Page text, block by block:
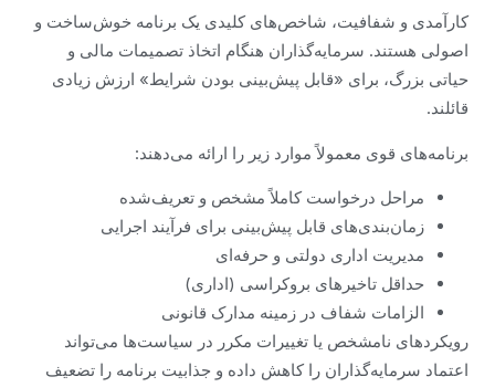
کارآمدی و شفافیت، شاخص‌های کلیدی یک برنامه خوش‌ساخت و
اصولی هستند. سرمایه‌گذاران هنگام اتخاذ تصمیمات مالی و
حیاتی بزرگ، برای «قابل پیش‌بینی بودن شرایط» ارزش زیادی
قائلند.
برنامه‌های قوی معمولاً موارد زیر را ارائه می‌دهند:
مراحل درخواست کاملاً مشخص و تعریف‌شده
زمان‌بندی‌های قابل پیش‌بینی برای فرآیند اجرایی
مدیریت اداری دولتی و حرفه‌ای
حداقل تاخیرهای بروکراسی (اداری)
الزامات شفاف در زمینه مدارک قانونی
رویکردهای نامشخص یا تغییرات مکرر در سیاست‌ها می‌تواند
اعتماد سرمایه‌گذاران را کاهش داده و جذابیت برنامه را تضعیف